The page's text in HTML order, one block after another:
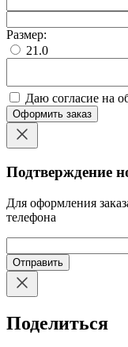
Размер:
21.0
Даю согласие на
Оформить заказ
Подтверждение
Для оформления
телефона
Отправить
Поделиться